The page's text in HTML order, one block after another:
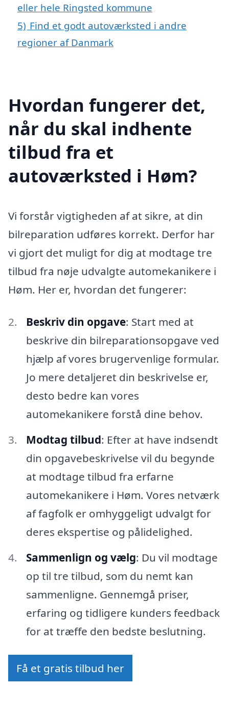
eller hele Ringsted kommune
5) Find et godt autoværksted i andre
regioner af Danmark
Hvordan fungerer det,
når du skal indhente
tilbud fra et
autoværksted i Høm?
Vi forstår vigtigheden af at sikre, at din
bilreparation udføres korrekt. Derfor har
vi gjort det muligt for dig at modtage tre
tilbud fra nøje udvalgte automekanikere i
Høm. Her er, hvordan det fungerer:
Beskriv din opgave: Start med at
beskrive din bilreparationsopgave ved
hjælp af vores brugervenlige formular.
Jo mere detaljeret din beskrivelse er,
desto bedre kan vores
automekanikere forstå dine behov.
Modtag tilbud: Efter at have indsendt
din opgavebeskrivelse vil du begynde
at modtage tilbud fra erfarne
automekanikere i Høm. Vores netværk
af fagfolk er omhyggeligt udvalgt for
deres ekspertise og pålidelighed.
Sammenlign og vælg: Du vil modtage
op til tre tilbud, som du nemt kan
sammenligne. Gennemgå priser,
erfaring og tidligere kunders feedback
for at træffe den bedste beslutning.
Få et gratis tilbud her